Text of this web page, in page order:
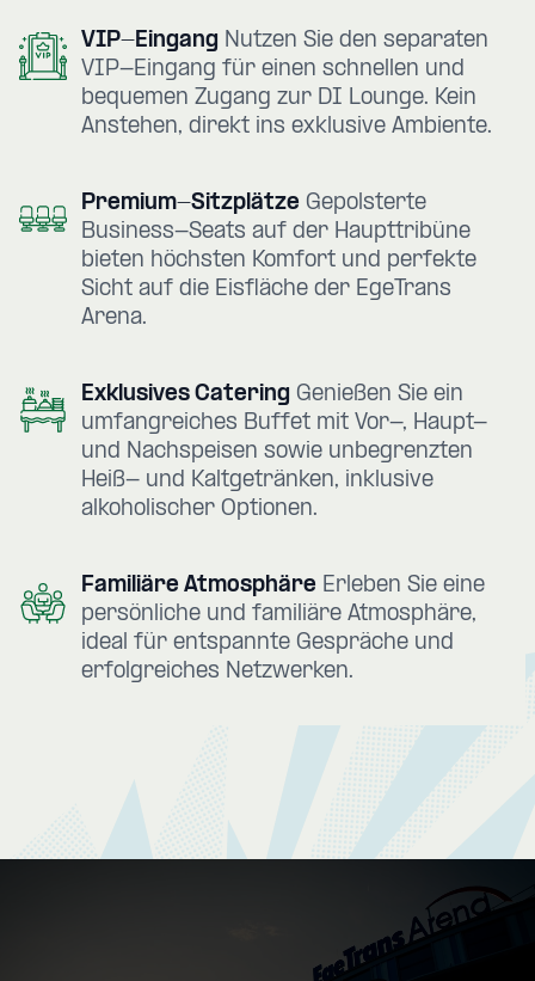
VIP-Eingang Nutzen Sie den separaten
VIP-Eingang für einen schnellen und
bequemen Zugang zur DI Lounge. Kein
Anstehen, direkt ins exklusive Ambiente.
Premium-Sitzplätze Gepolsterte
Business-Seats auf der Haupttribüne
bieten höchsten Komfort und perfekte
Sicht auf die Eisfläche der EgeTrans
Arena.
Exklusives Catering Genießen Sie ein
umfangreiches Buffet mit Vor-, Haupt-
und Nachspeisen sowie unbegrenzten
Heiß- und Kaltgetränken, inklusive
alkoholischer Optionen.
Familiäre Atmosphäre Erleben Sie eine
persönliche und familiäre Atmosphäre,
ideal für entspannte Gespräche und
erfolgreiches Netzwerken.